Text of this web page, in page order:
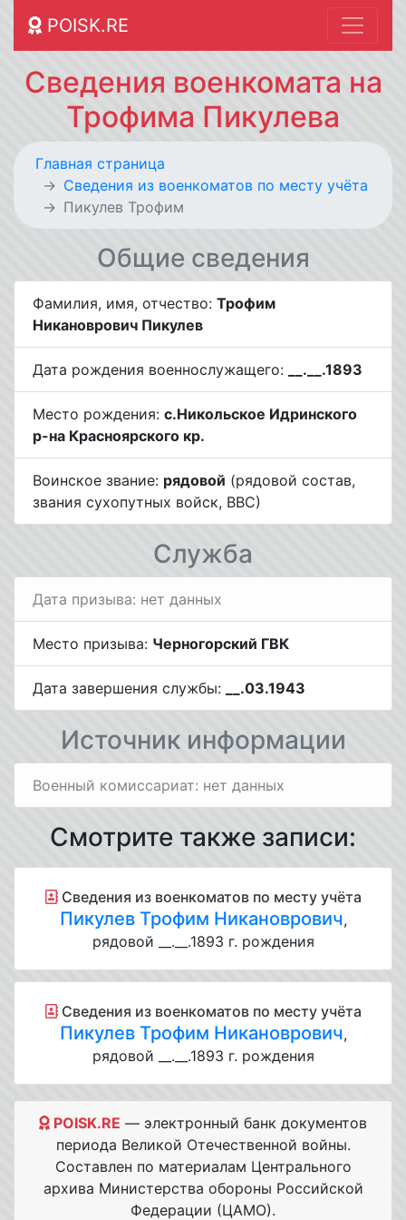
POISK.RE
Сведения военкомата на
Трофима Пикулева
Главная страница
Cведения из военкоматов по месту учёта
Пикулев Трофим
Общие сведения
Фамилия, имя, отчество: Трофим
Никановрович Пикулев
Дата рождения военнослужащего: __.__.1893
Место рождения: с.Никольское Идринского
р-на Красноярского кр.
Воинское звание: рядовой (рядовой состав,
звания сухопутных войск, ВВС)
Служба
Дата призыва: нет данных
Место призыва: Черногорский ГВК
Дата завершения службы: __.03.1943
Источник информации
Военный комиссариат: нет данных
Смотрите также записи:
Cведения из военкоматов по месту учёта
Пикулев Трофим Никановрович,
рядовой __.__.1893 г. рождения
Cведения из военкоматов по месту учёта
Пикулев Трофим Никановрович,
рядовой __.__.1893 г. рождения
POISK.RE — электронный банк документов
периода Великой Отечественной войны.
Составлен по материалам Центрального
архива Министерства обороны Российской
Федерации (ЦАМО).